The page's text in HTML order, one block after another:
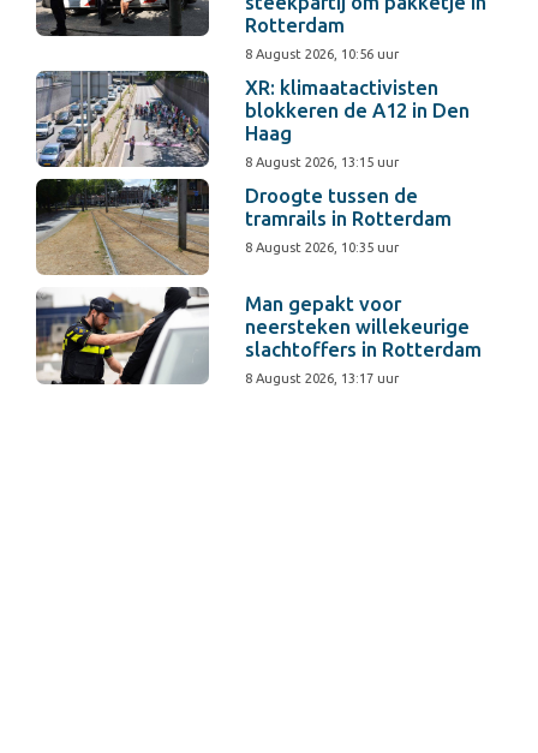
Rotterdam
8 August 2026, 10:56 uur
XR: klimaatactivisten
blokkeren de A12 in Den
Haag
8 August 2026, 13:15 uur
Droogte tussen de
tramrails in Rotterdam
8 August 2026, 10:35 uur
Man gepakt voor
neersteken willekeurige
slachtoffers in Rotterdam
8 August 2026, 13:17 uur